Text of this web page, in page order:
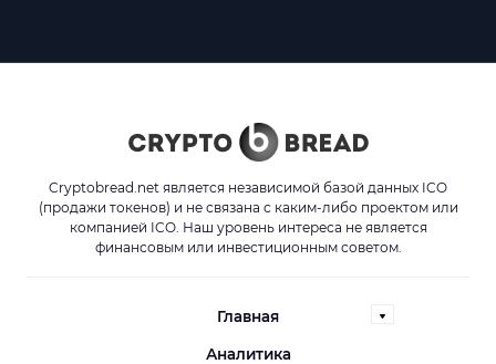
Cryptobread.net является независимой базой данных ICO
(продажи токенов) и не связана с каким-либо проектом или
компанией ICO. Наш уровень интереса не является
финансовым или инвестиционным советом.
Главная
Аналитика